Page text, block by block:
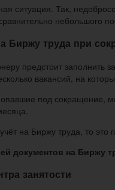
ситуация. Так,
небольшого
Биржу труда при
предстоит
вакансий, на
под сокращение,
на Биржу труда, то
документов на Биржу
занятости